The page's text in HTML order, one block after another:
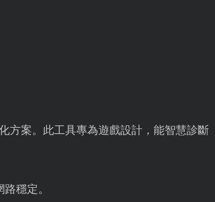
方案。此工具專為遊戲設計，能智慧診斷
穩定。